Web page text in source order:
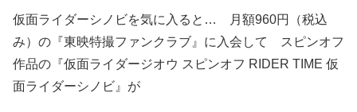
仮面ライダーシノビを気に入ると… 月額960円（税込
み）の『東映特撮ファンクラブ』に入会して スピンオフ
作品の『仮面ライダージオウ スピンオフ RIDER TIME 仮
面ライダーシノビ』が